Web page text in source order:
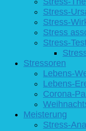
Stress-
Stress-
Stress
Stress-
Stressoren
Lebens-
Lebens-
Corona-
Meisterung
Stress-